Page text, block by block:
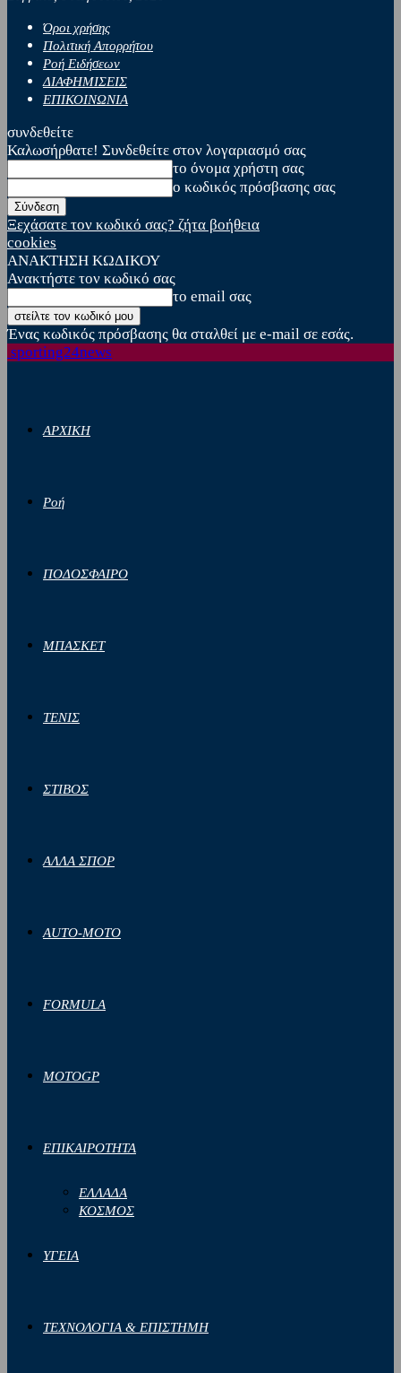
Όροι χρήσης
Πολιτική Απορρήτου
Ροή Ειδήσεων
ΔΙΑΦΗΜΙΣΕΙΣ
ΕΠΙΚΟΙΝΩΝΙΑ
συνδεθείτε
Καλωσήρθατε! Συνδεθείτε στον λογαριασμό σας
το όνομα χρήστη σας
ο κωδικός πρόσβασης σας
Ξεχάσατε τον κωδικό σας? ζήτα βοήθεια
cookies
ΑΝΑΚΤΗΣΗ ΚΩΔΙΚΟΥ
Ανακτήστε τον κωδικό σας
το email σας
Ένας κωδικός πρόσβασης θα σταλθεί με e-mail σε εσάς.
sporting24news
ΑΡΧΙΚΗ
Ροή
ΠΟΔΟΣΦΑΙΡΟ
ΜΠΑΣΚΕΤ
ΤΕΝΙΣ
ΣΤΙΒΟΣ
ΑΛΛΑ ΣΠΟΡ
AUTO-MOTO
FORMULA
MOTOGP
ΕΠΙΚΑΙΡΟΤΗΤΑ
ΕΛΛΑΔΑ
ΚΟΣΜΟΣ
ΥΓΕΙΑ
ΤΕΧΝΟΛΟΓΙΑ & ΕΠΙΣΤΗΜΗ